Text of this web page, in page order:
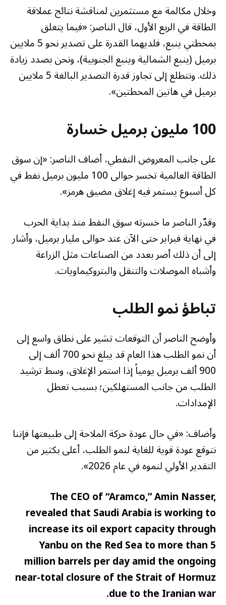
وخلال مكالمة مع مستثمرين لمناقشة نتائج عملاقة
الطاقة في الربع الأول، قال الناصر: «فيما يتعلق
بمحطتي ينبع، فلديهما القدرة على تصدير نحو 5 ملايين
برميل (ينبع الشمالية وينبع الجنوبية)، ونحن بصدد زيادة
ذلك. ونتطلع إلى تجاوز قدرة التصدير البالغة 5 ملايين
برميل في هاتين المحطتين».
100 مليون برميل خسارة
على جانب المعروض النفطي، أضاف الناصر: «إن سوق
الطاقة العالمية تخسر حوالى 100 مليون برميل نفط في
كل أسبوع يستمر فيه إغلاق مضيق هرمز».
وقدّر الناصر ما خسرته سوق النفط منذ بداية الحرب
في نهاية فبراير حتى الآن عند حوالى مليار برميل، وأشار
إلى أن ذلك أضر بعدد من الصناعات مثل الزراعة
وأشباه الموصلات والتنقل والبتروكيماويات.
تباطؤ نمو الطلب
وأوضح الناصر أن التوقعات تشير على نطاق واسع إلى
أن نمو الطلب هذا العام قد يبلغ نحو 700 ألف إلى
900 ألف برميل يومياً إذا استمر الإغلاق، وسط ترشيد
الطلب من جانب المستهلكين؛ بسبب تعطل
الإمدادات.
وأضاف: «في حال عودة حركة الملاحة إلى طبيعتها فإننا
نتوقع عودة قوية للغاية لنمو الطلب، أعلى بكثير من
التقدير الأولي لنموه في عام 2026».
The CEO of “Aramco,” Amin Nasser,
revealed that Saudi Arabia is working to
increase its oil export capacity through
Yanbu on the Red Sea to more than 5
million barrels per day amid the ongoing
near-total closure of the Strait of Hormuz
due to the Iranian war.